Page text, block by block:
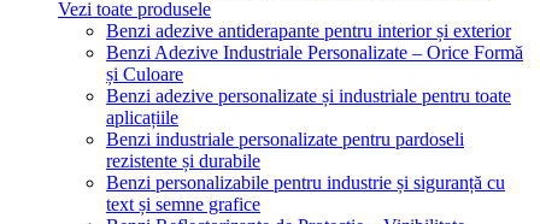
Vezi toate produsele
Benzi adezive antiderapante pentru interior și exterior
Benzi Adezive Industriale Personalizate – Orice Formă
și Culoare
Benzi adezive personalizate și industriale pentru toate
aplicațiile
Benzi industriale personalizate pentru pardoseli
rezistente și durabile
Benzi personalizabile pentru industrie și siguranță cu
text și semne grafice